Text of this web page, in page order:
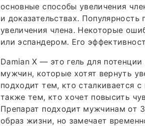
основные способы увеличения
и доказательствах.
увеличения члена. Некоторые
или эспандером. Его
Damian X — это гель для
мужчин, которые хотят вернуть
подходит тем, кто сталкивается
также тем, кто хочет повысить
Препарат подходит мужчинам от
образ жизни, но замечает